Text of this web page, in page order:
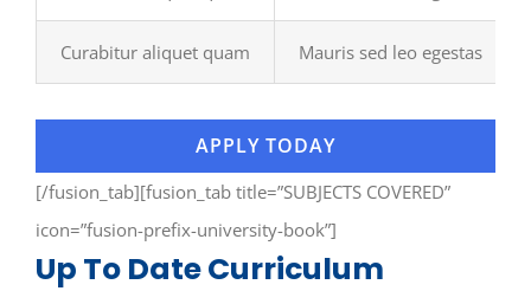
Curabitur aliquet quam Mauris sed leo egestas
APPLY TODAY
[/fusion_tab][fusion_tab title=”SUBJECTS COVERED”
icon=”fusion-prefix-university-book”]
Up To Date Curriculum